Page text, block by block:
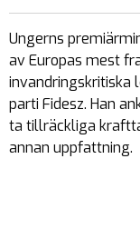
Ungerns
av Europas mest
invandringskritiska
parti Fidesz. Han
ta tillräckliga
annan uppfattning.